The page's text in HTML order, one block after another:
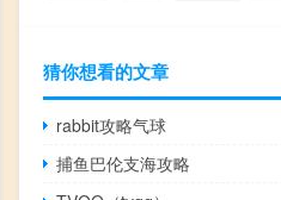
猜你想看的文章
rabbit攻略气球
捕鱼巴伦支海攻略